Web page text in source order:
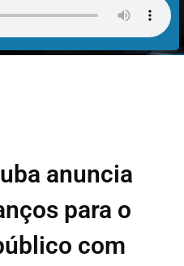
anuncia
para o
com